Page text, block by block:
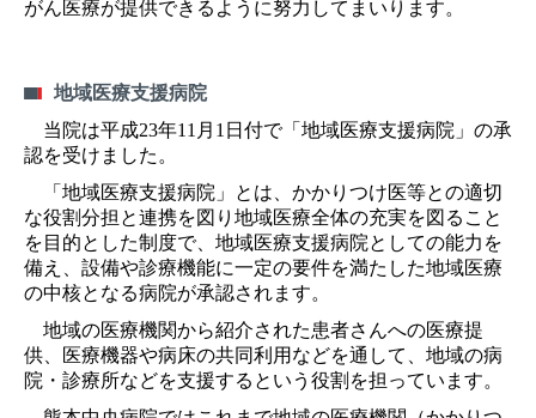
がん医療が提供できるように努力してまいります。
地域医療支援病院
当院は平成23年11月1日付で「地域医療支援病院」の承
認を受けました。
「地域医療支援病院」とは、かかりつけ医等との適切
な役割分担と連携を図り地域医療全体の充実を図ること
を目的とした制度で、地域医療支援病院としての能力を
備え、設備や診療機能に一定の要件を満たした地域医療
の中核となる病院が承認されます。
地域の医療機関から紹介された患者さんへの医療提
供、医療機器や病床の共同利用などを通して、地域の病
院・診療所などを支援するという役割を担っています。